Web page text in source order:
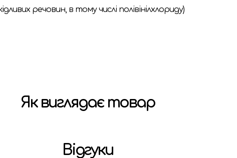
речовин, в тому числі полівінілхлориду)
Як виглядає товар
Відгуки